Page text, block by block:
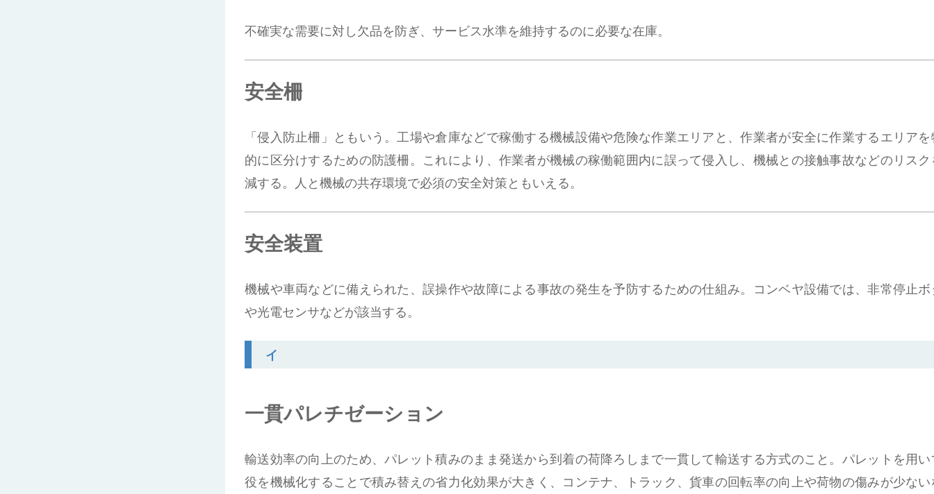
不確実な需要に対し欠品を防ぎ、サービス水準を維持するのに必要な在庫。
安全柵
「侵入防止柵」ともいう。工場や倉庫などで稼働する機械設備や危険な作業エリアと、作業者が安全に作業するエリア
的に区分けするための防護柵。これにより、作業者が機械の稼働範囲内に誤って侵入し、機械との接触事故などのリス
減する。人と機械の共存環境で必須の安全対策ともいえる。
安全装置
機械や車両などに備えられた、誤操作や故障による事故の発生を予防するための仕組み。コンベヤ設備では、非常停止
や光電センサなどが該当する。
イ
一貫パレチゼーション
輸送効率の向上のため、パレット積みのまま発送から到着の荷降ろしまで一貫して輸送する方式のこと。パレットを用
役を機械化することで積み替えの省力化効果が大きく、コンテナ、トラック、貨車の回転率の向上や荷物の傷みが少な